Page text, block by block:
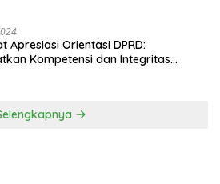
Apresiasi Orientasi DPRD:
Kompetensi dan Integritas